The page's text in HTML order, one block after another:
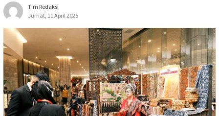
Tim Redaksi
Jumat, 11 April 2025